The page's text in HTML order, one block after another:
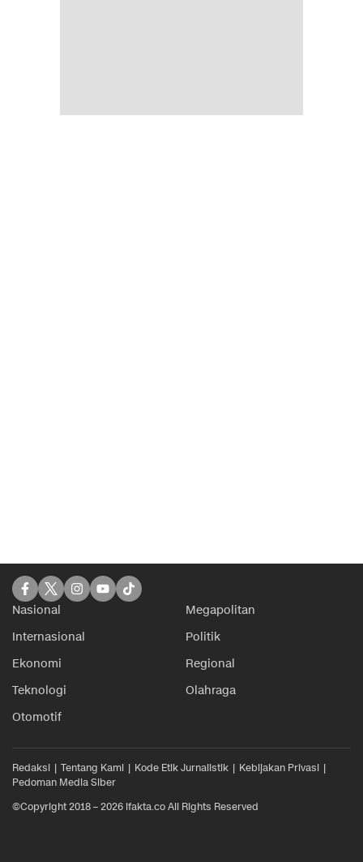
Nasional
Megapolitan
Internasional
Politik
Ekonomi
Regional
Teknologi
Olahraga
Otomotif
Redaksi Tentang Kami Kode Etik Jurnalistik
Kebijakan Privasi
Pedoman Media Siber
©Copyright 2018 – 2026 ifakta.co All Rights Reserved